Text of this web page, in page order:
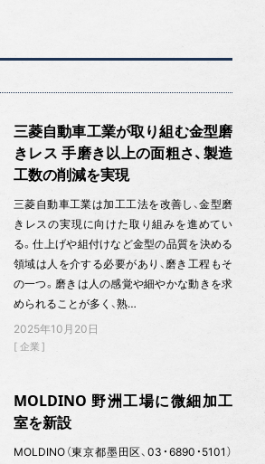
三菱自動車工業が取り組む金型磨
きレス 手磨き以上の面粗さ、製造
工数の削減を実現
三菱自動車工業は加工工法を改善し、金型磨
きレスの実現に向けた取り組みを進めてい
る。仕上げや組付けなど金型の品質を決める
領域は人を介する必要があり、磨き工程もそ
の一つ。磨きは人の感覚や細やかな動きを求
められることが多く、熟…
2025年10月20日
企業
MOLDINO 野洲工場に微細加工
室を新設
MOLDINO（東京都墨田区、03・6890・5101）